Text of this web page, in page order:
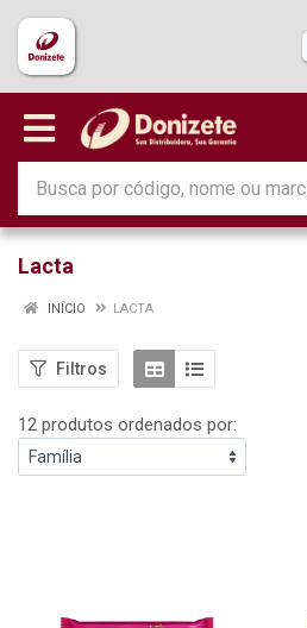
Lacta
INÍCIO LACTA
Filtros
12 produtos ordenados por: